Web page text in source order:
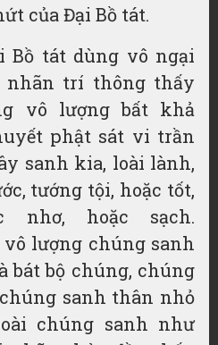
của Đại Bồ tát.
Bồ tát dùng vô ngại
trí thông thấy
vô lượng bất khả
phật sát vi trần
sanh kia, loài lành,
tướng tội, hoặc tốt,
nhơ, hoặc sạch.
vô lượng chúng sanh
bát bộ chúng, chúng
sanh thân nhỏ
chúng sanh như